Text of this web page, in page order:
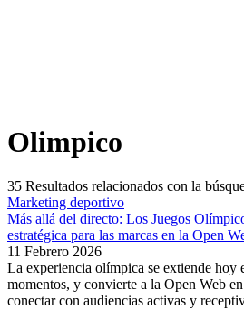
Olimpico
35 Resultados relacionados con la
Marketing deportivo
Más allá del directo: Los Juegos
estratégica para las marcas en la Open
11 Febrero 2026
La experiencia olímpica se extiende hoy
momentos, y convierte a la Open Web
conectar con audiencias activas y